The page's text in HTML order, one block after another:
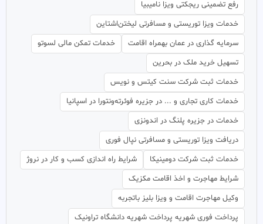
رفع تضمینی ریجکتی ویزا نامیبیا
خدمات ویزا توریستی و مسافرتی لیختن‌اشتاین
سرمایه گذاری در عمان بهمراه اقامت
خدمات تمکن مالی لسوتو
تسهیل خرید ملک در بحرین
خدمات ثبت شرکت سنت کیتس و نویس
خدمات کاری تجاری و ... در جزیره فوئرته‌ونتورا در اسپانیا
خدمات در جزیره پلنگ در اندونزی
دریافت ویزا توریستی و مسافرتی نپال فوری
خدمات ثبت شرکت دومینیکا
شرایط راه اندازی کسب و کار در نروژ
شرایط مهاجرت و اخذ اقامت مکزیک
وکیل مهاجرت اقامت و ویزا بلیز باتجربه
پرداخت فوری شهریه پرداخت شهریه دانشگاه تراونیک